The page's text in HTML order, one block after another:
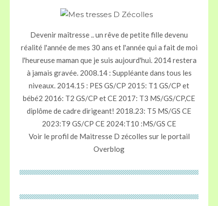
Devenir maîtresse .. un rêve de petite fille devenu
réalité l'année de mes 30 ans et l'année qui a fait de moi
l'heureuse maman que je suis aujourd'hui. 2014 restera
à jamais gravée. 2008.14 : Suppléante dans tous les
niveaux. 2014.15 : PES GS/CP 2015: T1 GS/CP et
bébé2 2016: T2 GS/CP et CE 2017: T3 MS/GS/CP,CE
diplôme de cadre dirigeant! 2018.23: T5 MS/GS CE
2023:T9 GS/CP CE 2024:T10 :MS/GS CE
Voir le profil de Maitresse D zécolles sur le portail
Overblog